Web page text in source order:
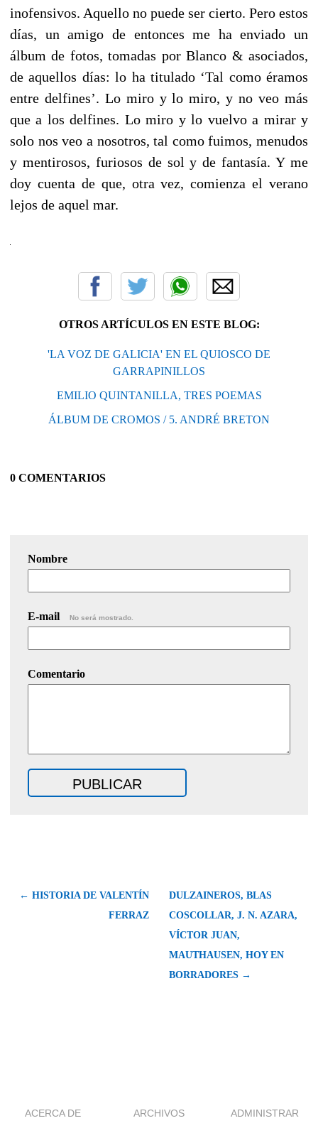
inofensivos. Aquello no puede ser cierto. Pero estos
días, un amigo de entonces me ha enviado un
álbum de fotos, tomadas por Blanco & asociados,
de aquellos días: lo ha titulado ‘Tal como éramos
entre delfines’. Lo miro y lo miro, y no veo más
que a los delfines. Lo miro y lo vuelvo a mirar y
solo nos veo a nosotros, tal como fuimos, menudos
y mentirosos, furiosos de sol y de fantasía. Y me
doy cuenta de que, otra vez, comienza el verano
lejos de aquel mar.
OTROS ARTÍCULOS EN ESTE BLOG:
'LA VOZ DE GALICIA' EN EL QUIOSCO DE
GARRAPINILLOS
EMILIO QUINTANILLA, TRES POEMAS
ÁLBUM DE CROMOS / 5. ANDRÉ BRETON
0 COMENTARIOS
Nombre
E-mail No será mostrado.
Comentario
← HISTORIA DE VALENTÍN
FERRAZ
DULZAINEROS, BLAS
COSCOLLAR, J. N. AZARA,
VÍCTOR JUAN,
MAUTHAUSEN, HOY EN
BORRADORES →
ACERCA DE ARCHIVOS ADMINISTRAR